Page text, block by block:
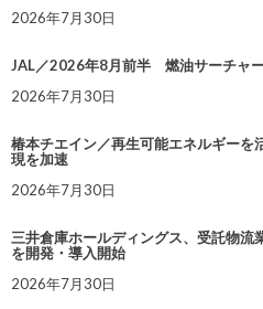
2026年7月30日
JAL／2026年8月前半 燃油サーチャ
2026年7月30日
椿本チエイン／再生可能エネルギーを
現を加速
2026年7月30日
三井倉庫ホールディングス、受託物流
を開発・導入開始
2026年7月30日